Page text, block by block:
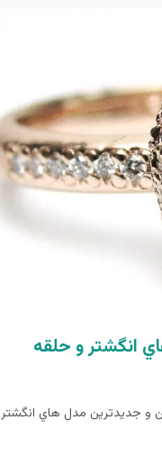
انگشتر و حلقه
و جديدترين مدل هاي انگشتر